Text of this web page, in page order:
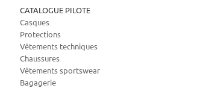
CATALOGUE PILOTE
Casques
Protections
Vêtements techniques
Chaussures
Vêtements sportswear
Bagagerie